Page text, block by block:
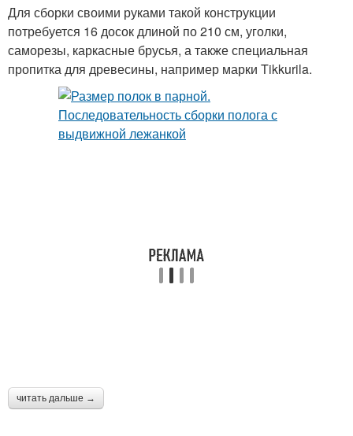
Для сборки своими руками такой конструкции
потребуется 16 досок длиной по 210 см, уголки,
саморезы, каркасные брусья, а также специальная
пропитка для древесины, например марки Tikkurila.
читать дальше →